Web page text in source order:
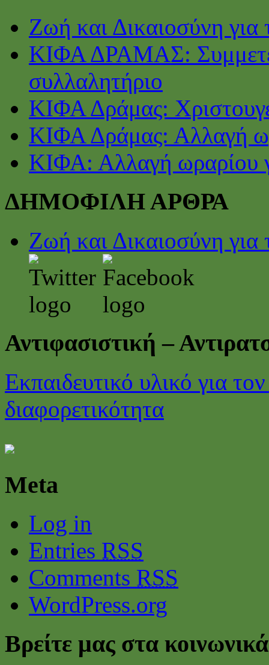
Ζωή και Δικαιοσύνη για
ΚΙΦΑ ΔΡΑΜΑΣ:
συλλαλητήριο
ΚΙΦΑ Δράμας:
ΚΙΦΑ Δράμας: Αλλαγή
ΚΙΦΑ: Αλλαγή ωραρίου
ΔΗΜΟΦΙΛΗ ΑΡΘΡΑ
Ζωή και Δικαιοσύνη για
Αντιφασιστική –
Εκπαιδευτικό υλικό για
διαφορετικότητα
Meta
Log in
Entries RSS
Comments RSS
WordPress.org
Βρείτε μας στα